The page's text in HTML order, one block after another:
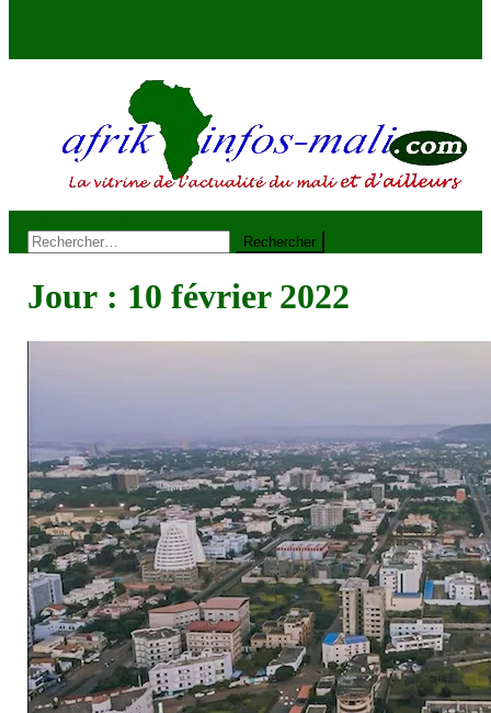
AFRIKINFOS MALI
La vitrine de l'actualité du Mali et d'ailleurs
Rechercher :
Jour : 10 février 2022